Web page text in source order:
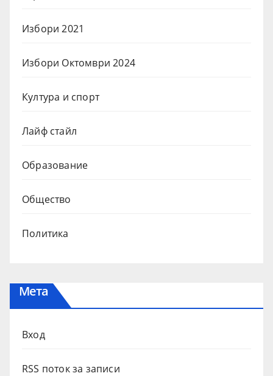
Избори 2021
Избори Октомври 2024
Култура и спорт
Лайф стайл
Образование
Общество
Политика
Мета
Вход
RSS поток за записи